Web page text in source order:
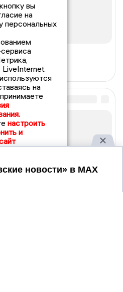
вы
на
персональных
LiveInternet.
на
настроить
и